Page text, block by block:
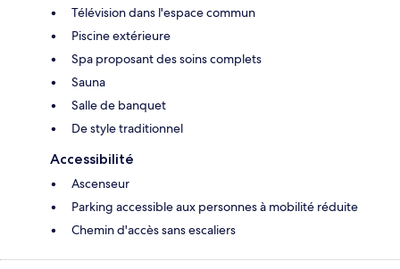
Télévision dans l'espace commun
Piscine extérieure
Spa proposant des soins complets
Sauna
Salle de banquet
De style traditionnel
Accessibilité
Ascenseur
Parking accessible aux personnes à mobilité réduite
Chemin d'accès sans escaliers